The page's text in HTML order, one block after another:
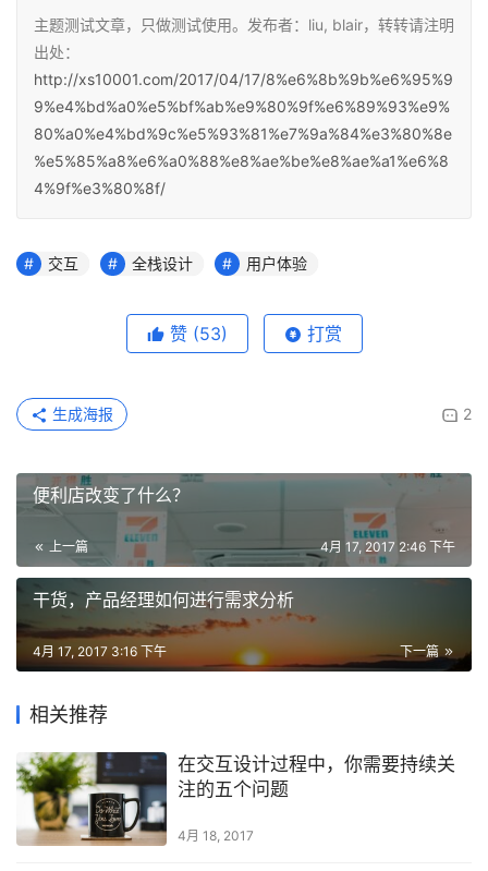
主题测试文章，只做测试使用。发布者：liu, blair，转转请注明
出处：
http://xs10001.com/2017/04/17/8%e6%8b%9b%e6%95%9
9%e4%bd%a0%e5%bf%ab%e9%80%9f%e6%89%93%e9%
80%a0%e4%bd%9c%e5%93%81%e7%9a%84%e3%80%8e
%e5%85%a8%e6%a0%88%e8%ae%be%e8%ae%a1%e6%8
4%9f%e3%80%8f/
交互 全栈设计 用户体验
赞 (53) 打赏
2
生成海报
便利店改变了什么？
上一篇 4月 17, 2017 2:46 下午
干货，产品经理如何进行需求分析
下一篇
4月 17, 2017 3:16 下午
相关推荐
在交互设计过程中，你需要持续关
注的五个问题
4月 18, 2017